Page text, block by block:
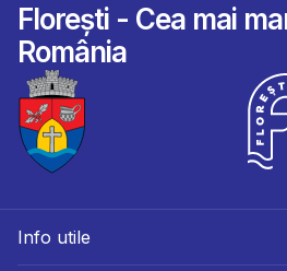
Florești - Cea mai
România
Info utile